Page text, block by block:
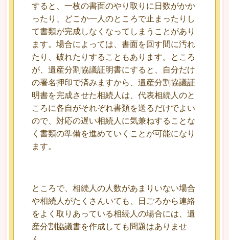
すると、一枚の書面のやり取りに日数がかか
ったり、どこか一人のところで止まったりし
て書類が完成しなくなってしまうことがあり
ます。場合によっては、書面を回す間に汚れ
たり、破れたりすることもあります。ところ
が、遺産分割協議証明書にすると、自分だけ
の署名押印で済みますから、遺産分割協議証
明書を完成させた相続人は、代表相続人のと
ころに各自がそれぞれ書類を送るだけでよい
ので、対応の遅い相続人に気兼ねすることな
く書類の準備を進めていくことが可能になり
ます。
ところで、相続人の人数があまりいない場合
や相続人がたくさんいても、日ごろから連絡
をよく取りあっている相続人の場合には、遺
産分割協議書を作成しても問題はありませ